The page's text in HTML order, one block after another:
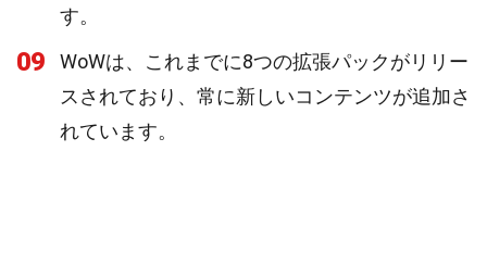
す。
09
WoWは、これまでに8つの拡張パックがリリー
スされており、常に新しいコンテンツが追加さ
れています。